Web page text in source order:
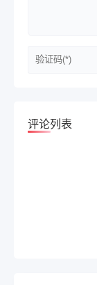
评论列表